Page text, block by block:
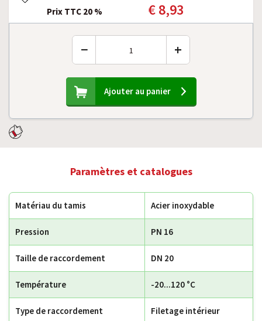
Prix TTC 20 %
€ 8,93
− +
Ajouter au panier
Paramètres et catalogues
Matériau du tamis Acier inoxydable
Pression PN 16
Taille de raccordement DN 20
Température -20...120 °C
Type de raccordement Filetage intérieur